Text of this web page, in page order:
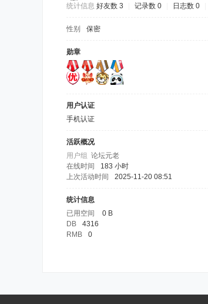
统计信息 好友数 3 记录数 0 日志数 0
性别 保密
勋章
用户认证
手机认证
活跃概况
用户组 论坛元老
在线时间
183 小时
上次活动时间
2025-11-20 08:51
统计信息
已用空间
0 B
DB
4316
RMB
0